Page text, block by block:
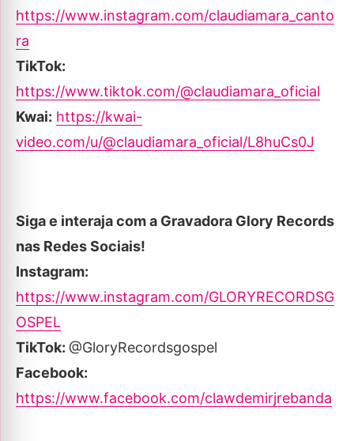
https://www.instagram.com/claudiamara_canto
ra
TikTok:
https://www.tiktok.com/@claudiamara_oficial
Kwai: https://kwai-
video.com/u/@claudiamara_oficial/L8huCs0J
Siga e interaja com a Gravadora Glory Records
nas Redes Sociais!
Instagram:
https://www.instagram.com/GLORYRECORDSG
OSPEL
TikTok: ‪@GloryRecordsgospel
Facebook:
https://www.facebook.com/clawdemirjrebanda